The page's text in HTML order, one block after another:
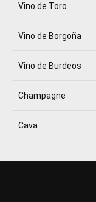
Vino de Toro
Vino de Borgoña
Vino de Burdeos
Champagne
Cava